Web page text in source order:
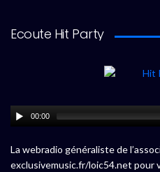
Ecoute Hit Party
00:00
La webradio généraliste de
exclusivemusic.fr/loic54.net pour